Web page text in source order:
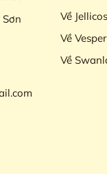
Về Jellicos
Về Vesper
Về